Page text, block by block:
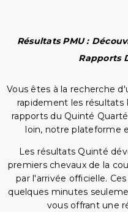
Résultats PMU :
Rapports
Vous êtes à la recherche
rapidement les résultats
rapports du Quinté
loin, notre plateforme
Les résultats Quinté
premiers chevaux de la
par l'arrivée officielle.
quelques minutes
vous offrant une